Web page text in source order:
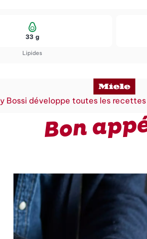
Lipides
33 g
Bossi développe toutes les
Bon